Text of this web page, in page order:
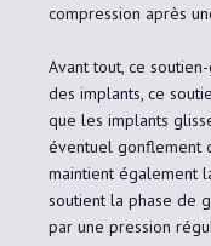
compression après
Avant tout, ce
des implants, ce
que les implants
éventuel gonflement
maintient également
soutient la phase de
par une pression